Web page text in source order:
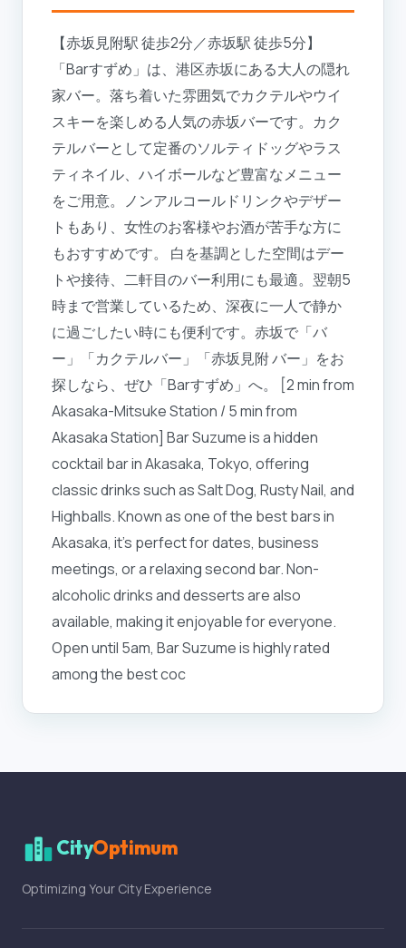
【赤坂見附駅 徒歩2分／赤坂駅 徒歩5分】
「Barすずめ」は、港区赤坂にある大人の隠れ
家バー。落ち着いた雰囲気でカクテルやウイ
スキーを楽しめる人気の赤坂バーです。カク
テルバーとして定番のソルティドッグやラス
ティネイル、ハイボールなど豊富なメニュー
をご用意。ノンアルコールドリンクやデザー
トもあり、女性のお客様やお酒が苦手な方に
もおすすめです。 白を基調とした空間はデー
トや接待、二軒目のバー利用にも最適。翌朝5
時まで営業しているため、深夜に一人で静か
に過ごしたい時にも便利です。赤坂で「バ
ー」「カクテルバー」「赤坂見附 バー」をお
探しなら、ぜひ「Barすずめ」へ。 [2 min from
Akasaka-Mitsuke Station / 5 min from
Akasaka Station] Bar Suzume is a hidden
cocktail bar in Akasaka, Tokyo, offering
classic drinks such as Salt Dog, Rusty Nail, and
Highballs. Known as one of the best bars in
Akasaka, it’s perfect for dates, business
meetings, or a relaxing second bar. Non-
alcoholic drinks and desserts are also
available, making it enjoyable for everyone.
Open until 5am, Bar Suzume is highly rated
among the best coc
CityOptimum
Optimizing Your City Experience